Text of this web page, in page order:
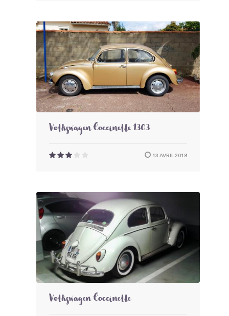
Volkswagen Coccinelle 1303
13 AVRIL 2018
Volkswagen Coccinelle